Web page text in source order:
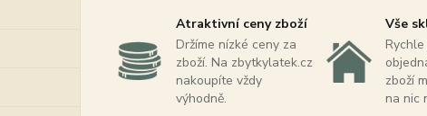
Atraktivní ceny zboží
Držíme nízké ceny za
zboží. Na zbytkylatek.cz
nakoupíte vždy
výhodně.
Vše
zboží
na nic